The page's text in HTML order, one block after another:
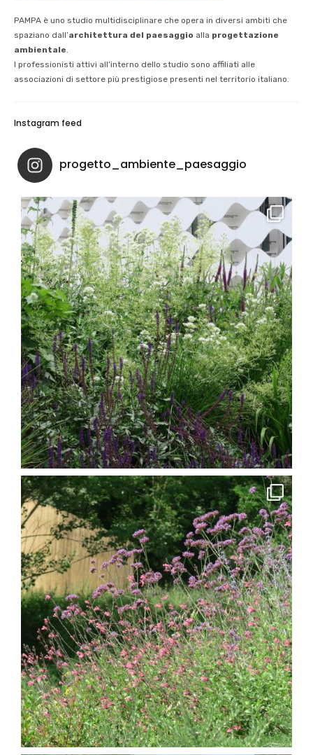
PAMPA è uno studio multidisciplinare che opera in diversi ambiti che
spaziano dall’architettura del paesaggio alla progettazione
ambientale.
I professionisti attivi all’interno dello studio sono affiliati alle
associazioni di settore più prestigiose presenti nel territorio italiano.
Instagram feed
progetto_ambiente_paesaggio